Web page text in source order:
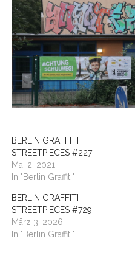
BERLIN GRAFFITI
STREETPIECES #227
Mai 2, 2021
In "Berlin Graffiti"
BERLIN GRAFFITI
STREETPIECES #729
März 3, 2026
In "Berlin Graffiti"